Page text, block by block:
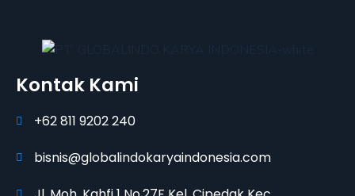
Kontak Kami
+62 811 9202 240
bisnis@globalindokaryaindonesia.com